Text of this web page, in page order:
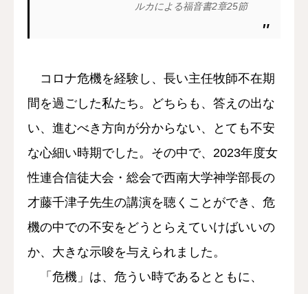
ルカによる福音書2章25節
コロナ危機を経験し、長い主任牧師不在期
間を過ごした私たち。どちらも、答えの出な
い、進むべき方向が分からない、とても不安
な心細い時期でした。その中で、2023年度女
性連合信徒大会・総会で西南大学神学部長の
才藤千津子先生の講演を聴くことができ、危
機の中での不安をどうとらえていけばいいの
か、大きな示唆を与えられました。
「危機」は、危うい時であるとともに、